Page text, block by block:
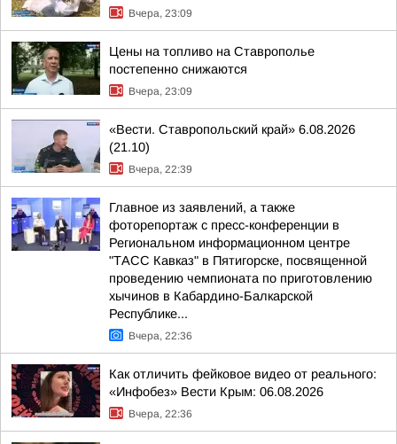
Вчера, 23:09
Цены на топливо на Ставрополье
постепенно снижаются
Вчера, 23:09
«Вести. Ставропольский край» 6.08.2026
(21.10)
Вчера, 22:39
Главное из заявлений, а также
фоторепортаж с пресс-конференции в
Региональном информационном центре
"ТАСС Кавказ" в Пятигорске, посвященной
проведению чемпионата по приготовлению
хычинов в Кабардино-Балкарской
Республике...
Вчера, 22:36
Как отличить фейковое видео от реального:
«Инфобез» Вести Крым: 06.08.2026
Вчера, 22:36